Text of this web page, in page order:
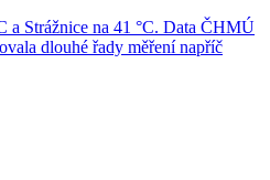
a Strážnice na 41 °C. Data ČHMÚ
dlouhé řady měření napříč